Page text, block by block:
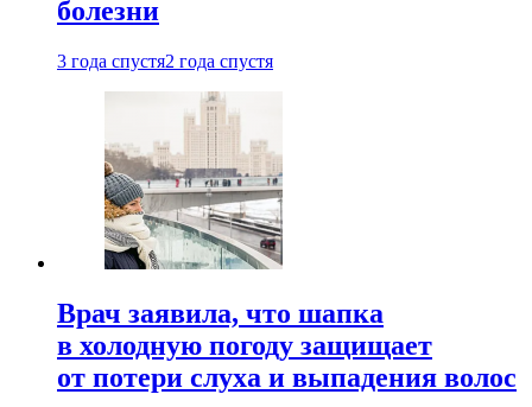
болезни
3 года спустя2 года спустя
Врач заявила, что шапка
в холодную погоду защищает
от потери слуха и выпадения волос